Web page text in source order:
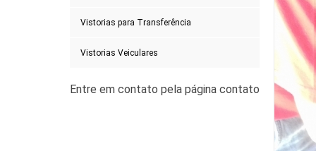
Vistorias para Transferência
Vistorias Veiculares